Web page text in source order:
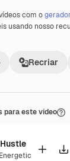
com o
usando nosso
Recriar
para este vídeo
Energetic